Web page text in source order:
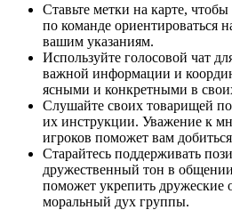
Ставьте метки на карте,
по команде ориентироваться
вашим указаниям.
Используйте голосовой чат
важной информации и
ясными и конкретными в
Слушайте своих товарищей
их инструкции. Уважение к
игроков поможет вам
Старайтесь поддерживать
дружественный тон в
поможет укрепить дружеские
моральный дух группы.